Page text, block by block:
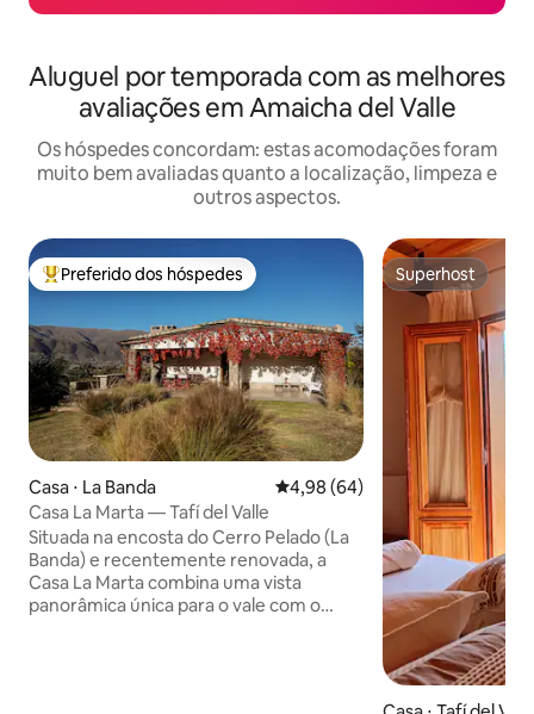
Aluguel por temporada com as melhores
avaliações em Amaicha del Valle
Os hóspedes concordam: estas acomodações foram
muito bem avaliadas quanto a localização, limpeza e
outros aspectos.
Entre os melhores preferidos dos hóspedes
Preferido dos hóspedes
Casa ⋅ La Banda 4,98 de uma avaliação média
4,98 (64)
Casa La Marta — Tafí del Valle
Situada na encosta do Cerro Pelado (La
Banda) e recentemente renovada, a
Casa La Marta combina uma vista
panorâmica única para o vale com o
Superhost
Superhost